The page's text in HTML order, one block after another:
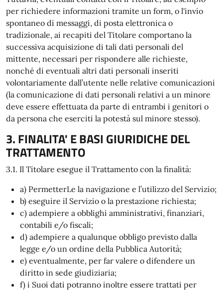
per richiedere informazioni tramite un form, o l'invio
spontaneo di messaggi, di posta elettronica o
tradizionale, ai recapiti del Titolare comportano la
successiva acquisizione di tali dati personali del
mittente, necessari per rispondere alle richieste,
nonché di eventuali altri dati personali inseriti
volontariamente dall’utente nelle relative comunicazioni
(la comunicazione di dati personali relativi a un minore
deve essere effettuata da parte di entrambi i genitori o
da persona che eserciti la potestà sul minore stesso).
3. FINALITA' E BASI GIURIDICHE DEL
TRATTAMENTO
3.1. Il Titolare esegue il Trattamento con la finalità:
a) PermetterLe la navigazione e l’utilizzo del Servizio;
b) eseguire il Servizio o la prestazione richiesta;
c) adempiere a obblighi amministrativi, finanziari,
contabili e/o fiscali;
d) adempiere a qualunque obbligo previsto dalla
legge e/o un ordine della Pubblica Autorità;
e) eventualmente, per far valere o difendere un
diritto in sede giudiziaria;
f) i Suoi dati potranno inoltre essere trattati per